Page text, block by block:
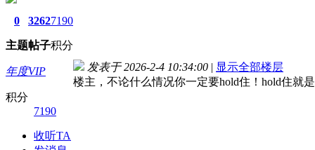
0
主题
3262
帖子
7190
积分
年度VIP
积分
7190
收听TA
发表于 2026-2-4 10:34:00 | 显示全部楼层
楼主，不论什么情况你一定要hold住！hold住就